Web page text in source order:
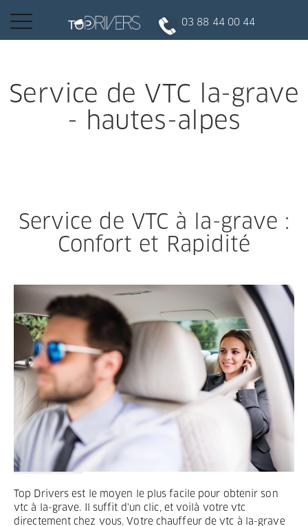
INSCRIPTION CLIENT
Conduire
Termes et Conditions
Mentions légales
Privacy
Basculer
03 88 44 00 44
Service de VTC la-grave
- hautes-alpes
Service de VTC à la-grave :
Confort et Rapidité
Top Drivers est le moyen le plus facile pour obtenir son
vtc à la-grave. Il suffit d'un clic, et voilà votre vtc
directement chez vous. Votre chauffeur de vtc à la-grave